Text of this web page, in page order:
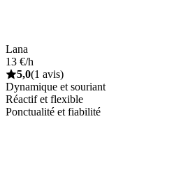
Lana
13 €/h
5,0(1 avis)
Dynamique et souriant
Réactif et flexible
Ponctualité et fiabilité